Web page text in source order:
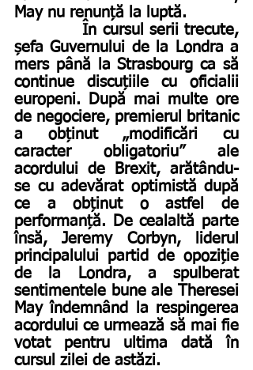
May nu renunță la luptă.
            În cursul serii trecute,
șefa Guvernului de la Londra a
mers până la Strasbourg ca să
continue discuțiile cu oficialii
europeni. După mai multe ore
de negociere, premierul britanic
a obținut „modificări cu
caracter obligatoriu” ale
acordului de Brexit, arătându-
se cu adevărat optimistă după
ce a obținut o astfel de
performanță. De cealaltă parte
însă, Jeremy Corbyn, liderul
principalului partid de opoziție
de la Londra, a spulberat
sentimentele bune ale Theresei
May îndemnând la respingerea
acordului ce urmează să mai fie
votat pentru ultima dată în
cursul zilei de astăzi.